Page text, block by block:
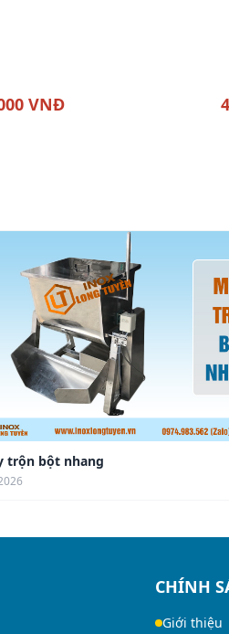
VNĐ
trộn bột nhang
CHÍNH
Giới thiệu